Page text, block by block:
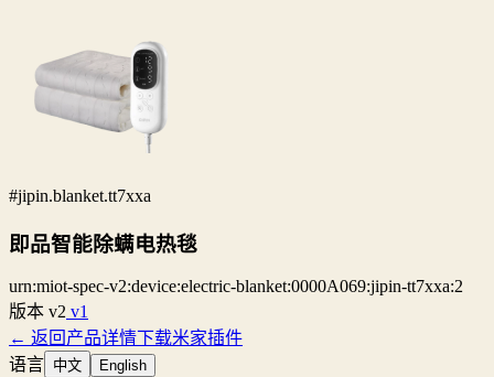
#jipin.blanket.tt7xxa
即品智能除螨电热毯
urn:miot-spec-v2:device:electric-blanket:0000A069:jipin-tt7xxa:2
版本 v2 v1
← 返回产品详情下载米家插件
语言 中文 English